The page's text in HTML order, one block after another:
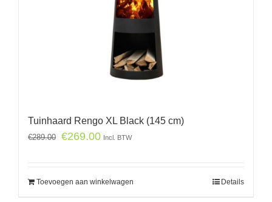
Tuinhaard Rengo XL Black (145 cm)
€289.00 €269.00 Incl. BTW
Toevoegen aan winkelwagen Details